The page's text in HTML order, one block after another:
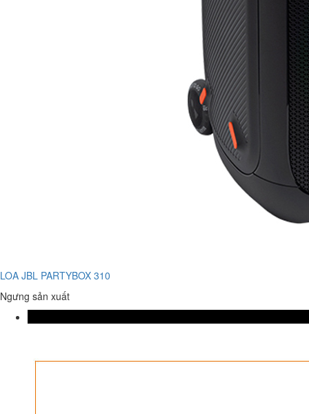
LOA JBL PARTYBOX 310
Ngưng sản xuất